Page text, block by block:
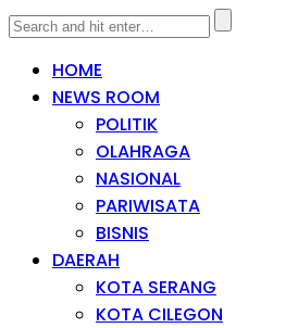
HOME
NEWS ROOM
POLITIK
OLAHRAGA
NASIONAL
PARIWISATA
BISNIS
DAERAH
KOTA SERANG
KOTA CILEGON